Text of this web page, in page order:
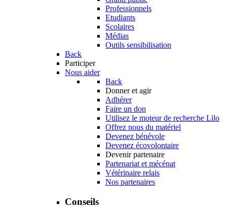
Professionnels
Etudiants
Scolaires
Médias
Outils sensibilisation
Back
Participer
Nous aider
Back
Donner et agir
Adhérer
Faire un don
Utilisez le moteur de recherche Lilo
Offrez nous du matériel
Devenez bénévole
Devenez écovolontaire
Devenir partenaire
Partenariat et mécénat
Vétérinaire relais
Nos partenaires
Conseils